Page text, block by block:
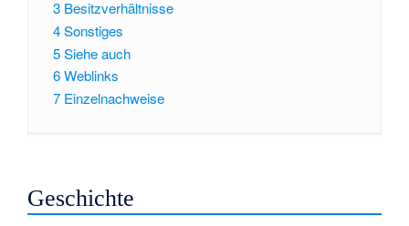
3 Besitzverhältnisse
4Sonstiges
5Siehe auch
6Weblinks
7 Einzelnachweise
Geschichte